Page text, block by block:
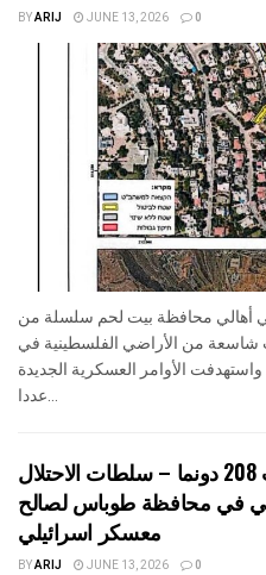
BYARIJ JUNE 13, 2026 0
أهالي محافظة بيت لحم سلسلة من
شاسعة من الأراضي الفلسطينية في
الأوامر العسكرية الجديدة
بمساحة اجمالية بلغت 208 دونما – سلطات الاحتلال
في محافظة طوباس لصالح
معسكر اسرائيلي
BYARIJ JUNE 13, 2026 0